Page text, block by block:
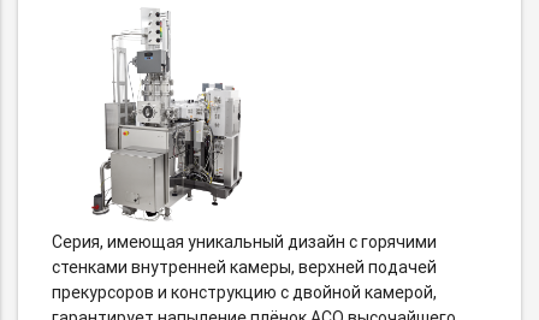
Серия, имеющая уникальный дизайн с горячими
стенками внутренней камеры, верхней подачей
прекурсоров и конструкцию с двойной камерой,